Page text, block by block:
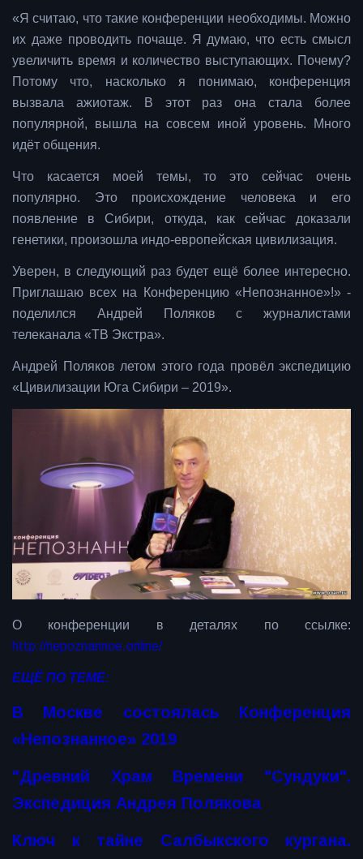
«Я считаю, что такие конференции необходимы. Можно
их даже проводить почаще. Я думаю, что есть смысл
увеличить время и количество выступающих. Почему?
Потому что, насколько я понимаю, конференция
вызвала ажиотаж. В этот раз она стала более
популярной, вышла на совсем иной уровень. Много
идёт общения.
Что касается моей темы, то это сейчас очень
популярно. Это происхождение человека и его
появление в Сибири, откуда, как сейчас доказали
генетики, произошла индо-европейская цивилизация.
Уверен, в следующий раз будет ещё более интересно.
Приглашаю всех на Конференцию «Непознанное»!» -
поделился Андрей Поляков с журналистами
телеканала «ТВ Экстра».
Андрей Поляков летом этого года провёл экспедицию
«Цивилизации Юга Сибири – 2019».
О конференции в деталях по ссылке:
http://nepoznannoe.online/
ЕЩЁ ПО ТЕМЕ:
В Москве состоялась Конференция
«Непознанное» 2019
"Древний Храм Времени "Сундуки".
Экспедиция Андрея Полякова
Ключ к тайне Салбыкского кургана.